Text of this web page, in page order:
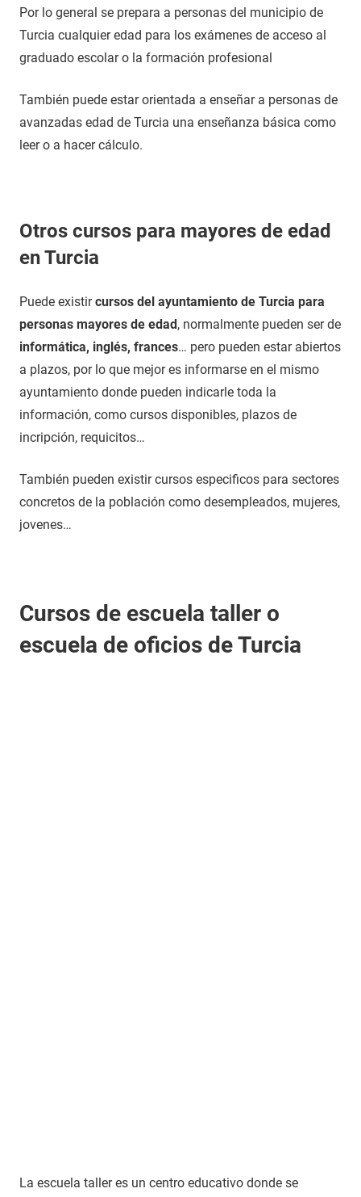
Por lo general se prepara a personas del municipio de
Turcia cualquier edad para los exámenes de acceso al
graduado escolar o la formación profesional
También puede estar orientada a enseñar a personas de
avanzadas edad de Turcia una enseñanza básica como
leer o a hacer cálculo.
Otros cursos para mayores de edad
en Turcia
Puede existircursos del ayuntamiento de Turcia para
personas mayores de edad, normalmente pueden ser de
informática, inglés, frances… pero pueden estar abiertos
a plazos, por lo que mejor es informarse en el mismo
ayuntamiento donde pueden indicarle toda la
información, como cursos disponibles, plazos de
incripción, requicitos…
También pueden existir cursos especificos para sectores
concretos de la población como desempleados, mujeres,
jovenes…
Cursos de escuela taller o
escuela de oficios de Turcia
La escuela taller es un centro educativo donde se